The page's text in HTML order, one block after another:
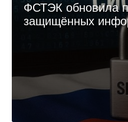
ФСТЭК обновила
защищённых